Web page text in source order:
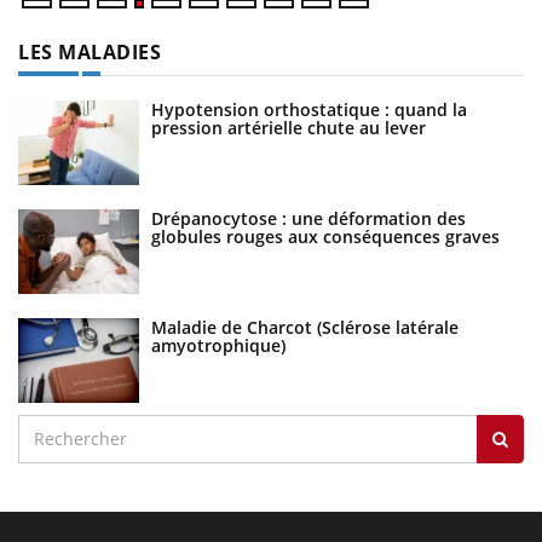
LES MALADIES
Hypotension orthostatique : quand la
pression artérielle chute au lever
Drépanocytose : une déformation des
globules rouges aux conséquences graves
Maladie de Charcot (Sclérose latérale
amyotrophique)